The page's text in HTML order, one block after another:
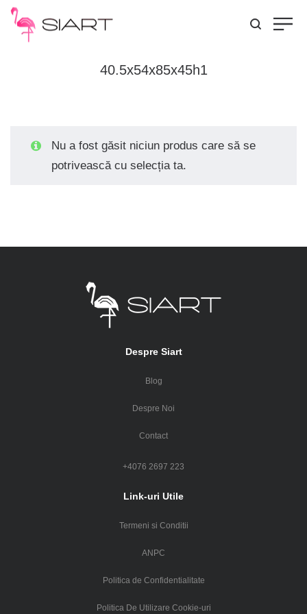
40.5x54x85x45h1
Nu a fost găsit niciun produs care să se
potrivească cu selecția ta.
Despre Siart
Blog
Despre Noi
Contact
+4076 2697 223
Link-uri Utile
Termeni si Conditii
ANPC
Politica de Confidentialitate
Politica De Utilizare Cookie-uri